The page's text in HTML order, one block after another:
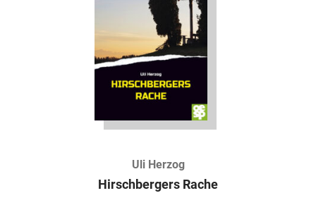
Uli Herzog
Hirschbergers Rache